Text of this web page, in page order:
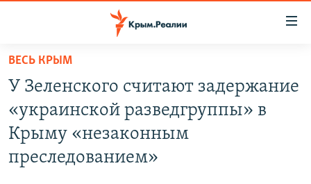
Вернуться
основному
содержанию
Вернутся
главной
ВОДА
ВЕСЬ КРЫМ
У Зеленского считают задержание
«украинской разведгруппы» в
Крыму «незаконным
преследованием»